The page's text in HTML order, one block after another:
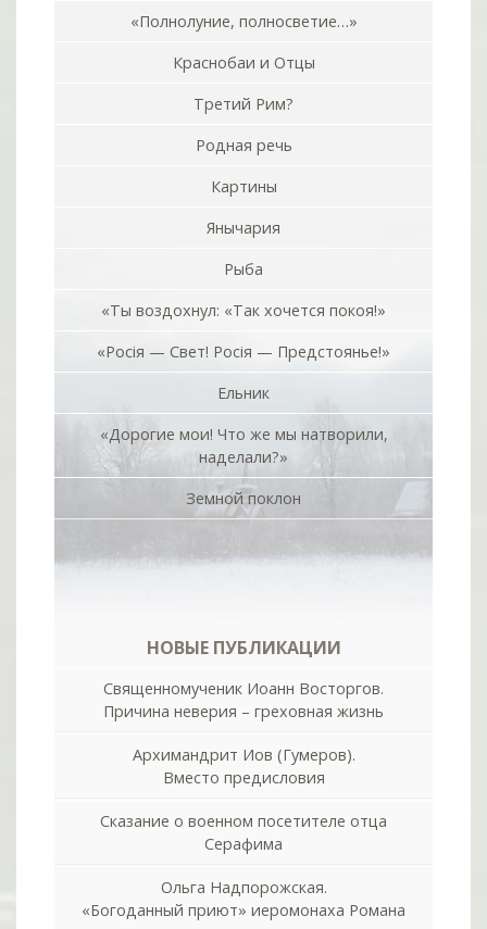
«Полнолуние, полносветие…»
Краснобаи и Отцы
Третий Рим?
Родная речь
Картины
Янычария
Рыба
«Ты воздохнул: «Так хочется покоя!»
«Росiя — Свет! Росiя — Предстоянье!»
Ельник
«Дорогие мои! Что же мы натворили,
наделали?»
Земной поклон
НОВЫЕ ПУБЛИКАЦИИ
Священномученик Иоанн Восторгов.
Причина неверия – греховная жизнь
Архимандрит Иов (Гумеров).
Вместо предисловия
Сказание о военном посетителе отца
Серафима
Ольга Надпорожская.
«Богоданный приют» иеромонаха Романа